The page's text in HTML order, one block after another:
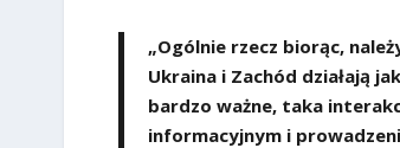
„Ogólnie rzecz biorąc,
Ukraina i Zachód działają
bardzo ważne, taka
informacyjnym i